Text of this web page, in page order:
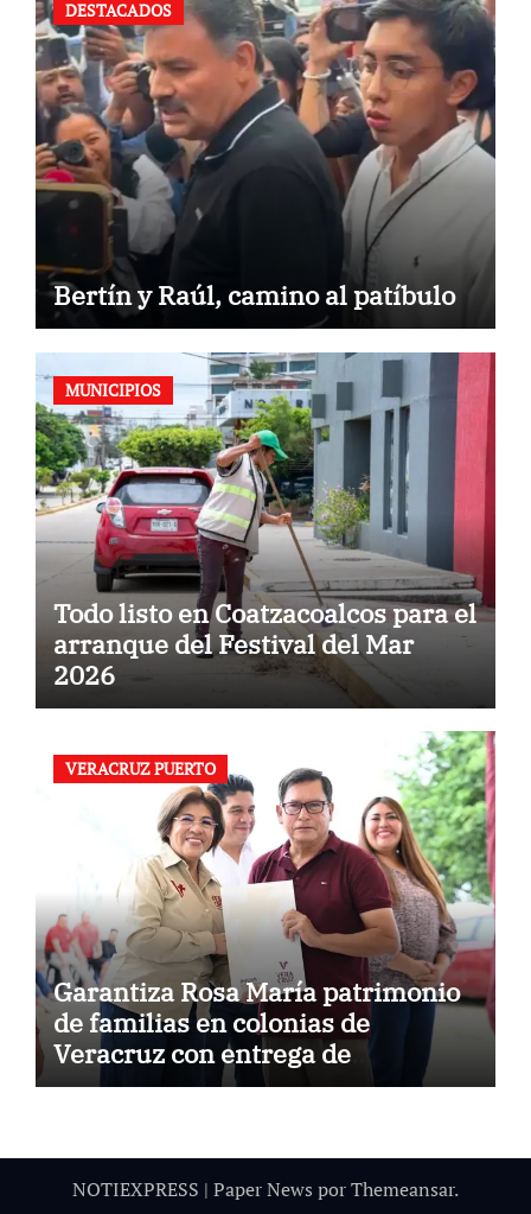
DESTACADOS
Bertín y Raúl, camino al patíbulo
MUNICIPIOS
Todo listo en Coatzacoalcos para el
arranque del Festival del Mar
2026
VERACRUZ PUERTO
Garantiza Rosa María patrimonio
de familias en colonias de
Veracruz con entrega de
escrituras
NOTIEXPRESS | Paper News porThemeansar.